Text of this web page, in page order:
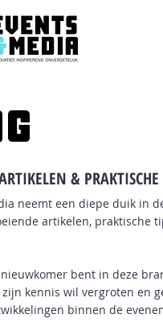
&
neemt een diepe duik in
artikelen, praktische
bent in deze
kennis wil vergroten en
binnen de